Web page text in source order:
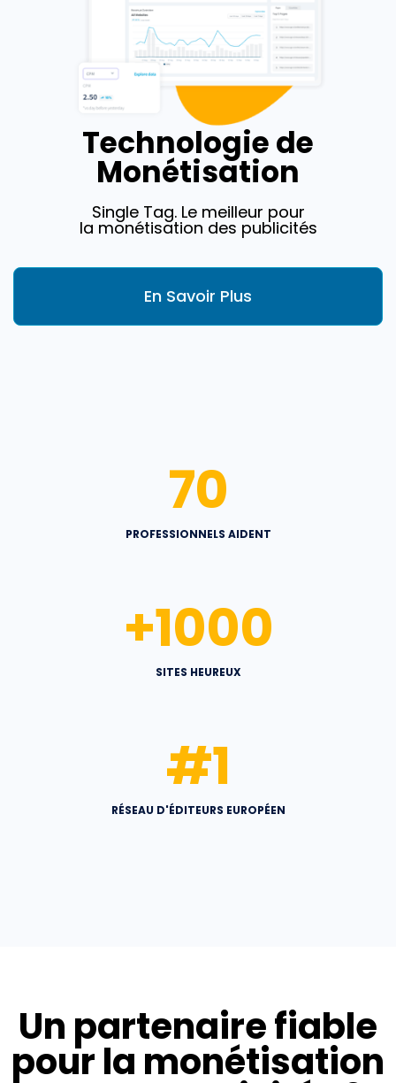
Technologie de
Monétisation
Single Tag. Le meilleur pour
la monétisation des publicités
En Savoir Plus
PROFESSIONNELS AIDENT
70
SITES HEUREUX
+1000
RÉSEAU D'ÉDITEURS EUROPÉEN
#1
Un partenaire fiable
pour la monétisation